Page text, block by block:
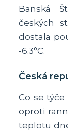
Banská
českých
dostala
-6.3°C.
Česká
Co se
oproti
teplotu